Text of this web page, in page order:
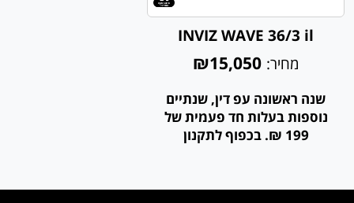
INVIZ WAVE 36/3 il
מחיר: ₪15,050
שנה ראשונה עפ דין, שנתיים
נוספות בעלות חד פעמית של
199 ₪. בכפוף לתקנון